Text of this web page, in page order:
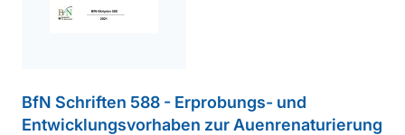
BfN Schriften 588 - Erprobungs- und
Entwicklungsvorhaben zur Auenrenaturierung